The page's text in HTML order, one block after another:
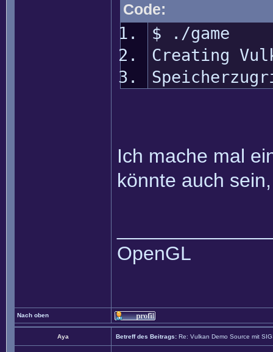
Code:
$ ./game
Creating
Ich mache mal
könnte auch
OpenGL
Nach oben
Aya Betreff des Beitrags: Re: Vulkan Demo Source mit